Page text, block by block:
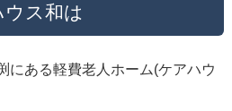
ス和は
ある軽費老人ホーム(ケアハウ